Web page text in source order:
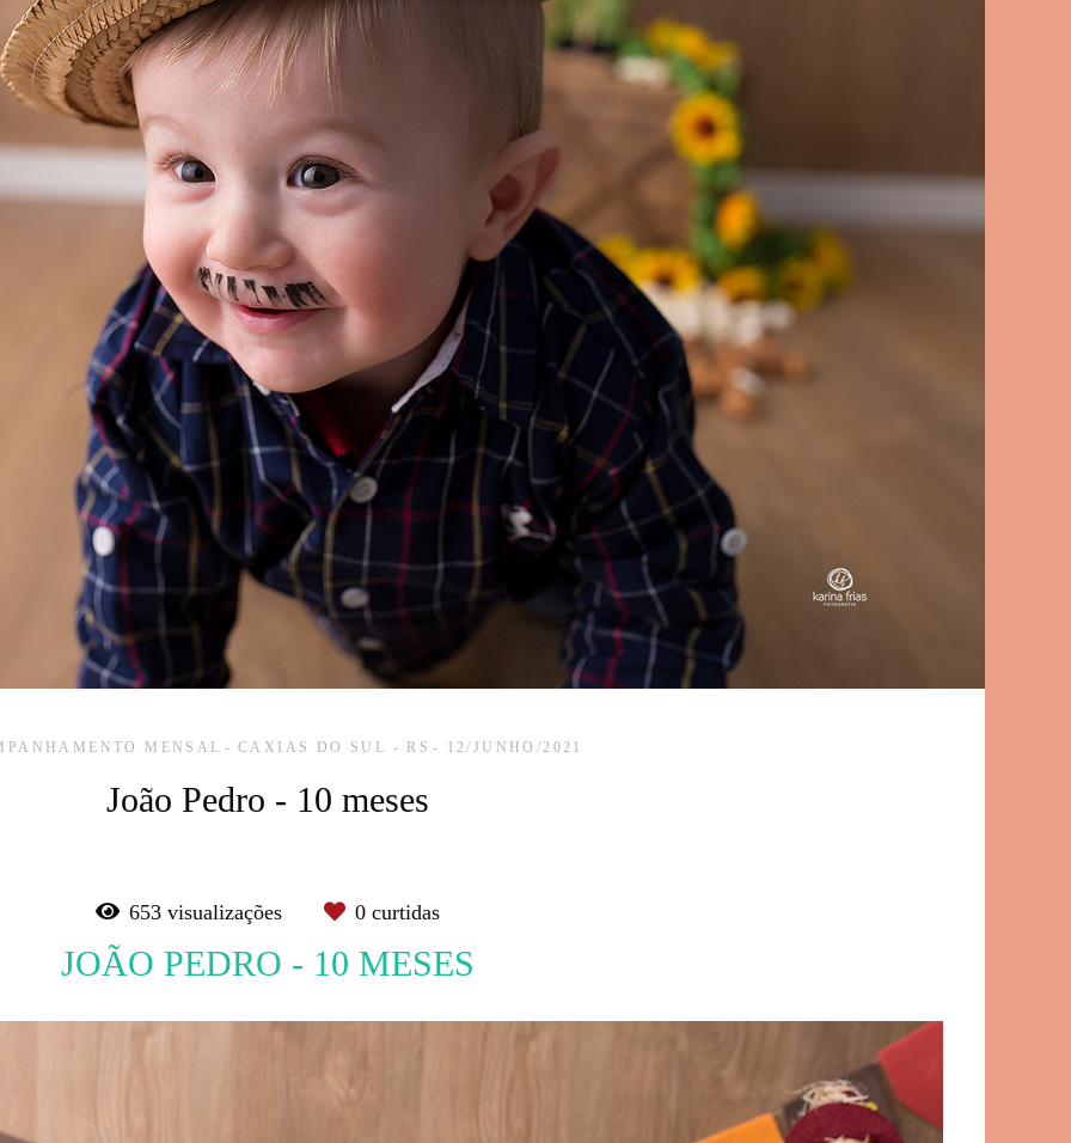
MENSAL CAXIAS DO SUL - RS 12/JUNHO/2021
João Pedro - 10 meses
653 visualizações 0 curtidas
JOÃO PEDRO - 10 MESES